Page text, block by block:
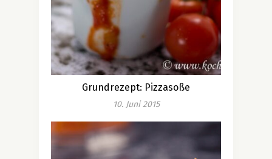
Grundrezept: Pizzasoße
10. Juni 2015